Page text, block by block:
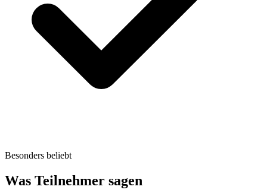
Besonders beliebt
Was Teilnehmer sagen